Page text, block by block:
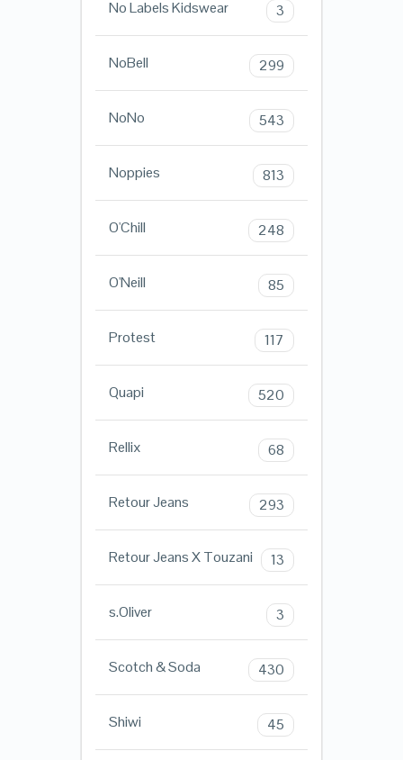
No Labels Kidswear 3
NoBell 299
NoNo 543
Noppies 813
O'Chill 248
O'Neill 85
Protest 117
Quapi 520
Rellix 68
Retour Jeans 293
Retour Jeans X Touzani 13
s.Oliver 3
Scotch & Soda 430
Shiwi 45